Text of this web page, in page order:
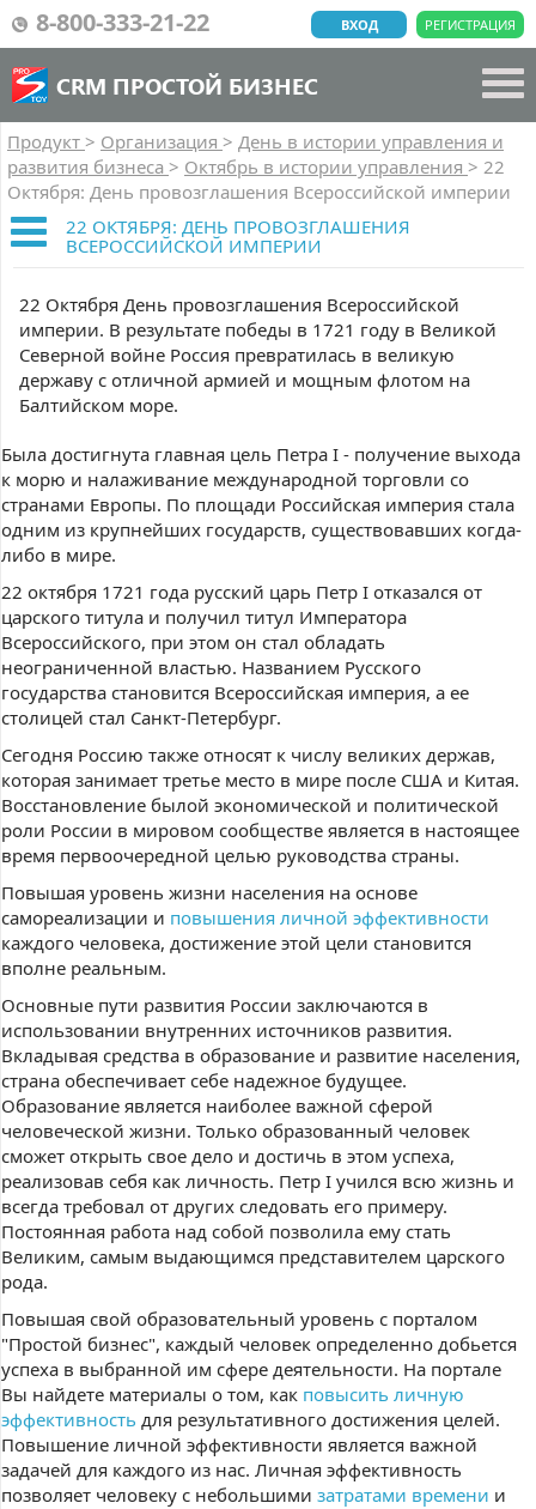
8-800-333-21-22 РЕГИСТРАЦИЯ
ВХОД
CRM ПРОСТОЙ БИЗНЕС
Продукт > Организация > День в истории управления и
развития бизнеса > Октябрь в истории управления > 22
Октября: День провозглашения Всероссийской империи
22 ОКТЯБРЯ: ДЕНЬ ПРОВОЗГЛАШЕНИЯ
ВСЕРОССИЙСКОЙ ИМПЕРИИ
22 Октября День провозглашения Всероссийской
империи. В результате победы в 1721 году в Великой
Северной войне Россия превратилась в великую
державу с отличной армией и мощным флотом на
Балтийском море.
Была достигнута главная цель Петра I - получение выхода
к морю и налаживание международной торговли со
странами Европы. По площади Российская империя стала
одним из крупнейших государств, существовавших когда-
либо в мире.
22 октября 1721 года русский царь Петр I отказался от
царского титула и получил титул Императора
Всероссийского, при этом он стал обладать
неограниченной властью. Названием Русского
государства становится Всероссийская империя, а ее
столицей стал Санкт-Петербург.
Сегодня Россию также относят к числу великих держав,
которая занимает третье место в мире после США и Китая.
Восстановление былой экономической и политической
роли России в мировом сообществе является в настоящее
время первоочередной целью руководства страны.
Повышая уровень жизни населения на основе
самореализации и повышения личной эффективности
каждого человека, достижение этой цели становится
вполне реальным.
Основные пути развития России заключаются в
использовании внутренних источников развития.
Вкладывая средства в образование и развитие населения,
страна обеспечивает себе надежное будущее.
Образование является наиболее важной сферой
человеческой жизни. Только образованный человек
сможет открыть свое дело и достичь в этом успеха,
реализовав себя как личность. Петр I учился всю жизнь и
всегда требовал от других следовать его примеру.
Постоянная работа над собой позволила ему стать
Великим, самым выдающимся представителем царского
рода.
Повышая свой образовательный уровень с порталом
"Простой бизнес", каждый человек определенно добьется
успеха в выбранной им сфере деятельности. На портале
Вы найдете материалы о том, как повысить личную
эффективность для результативного достижения целей.
Повышение личной эффективности является важной
задачей для каждого из нас. Личная эффективность
позволяет человеку с небольшими затратами времени и